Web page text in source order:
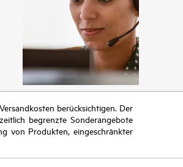
berücksichtigen. Der
begrenzte Sonderangebote
von Produkten, eingeschränkter